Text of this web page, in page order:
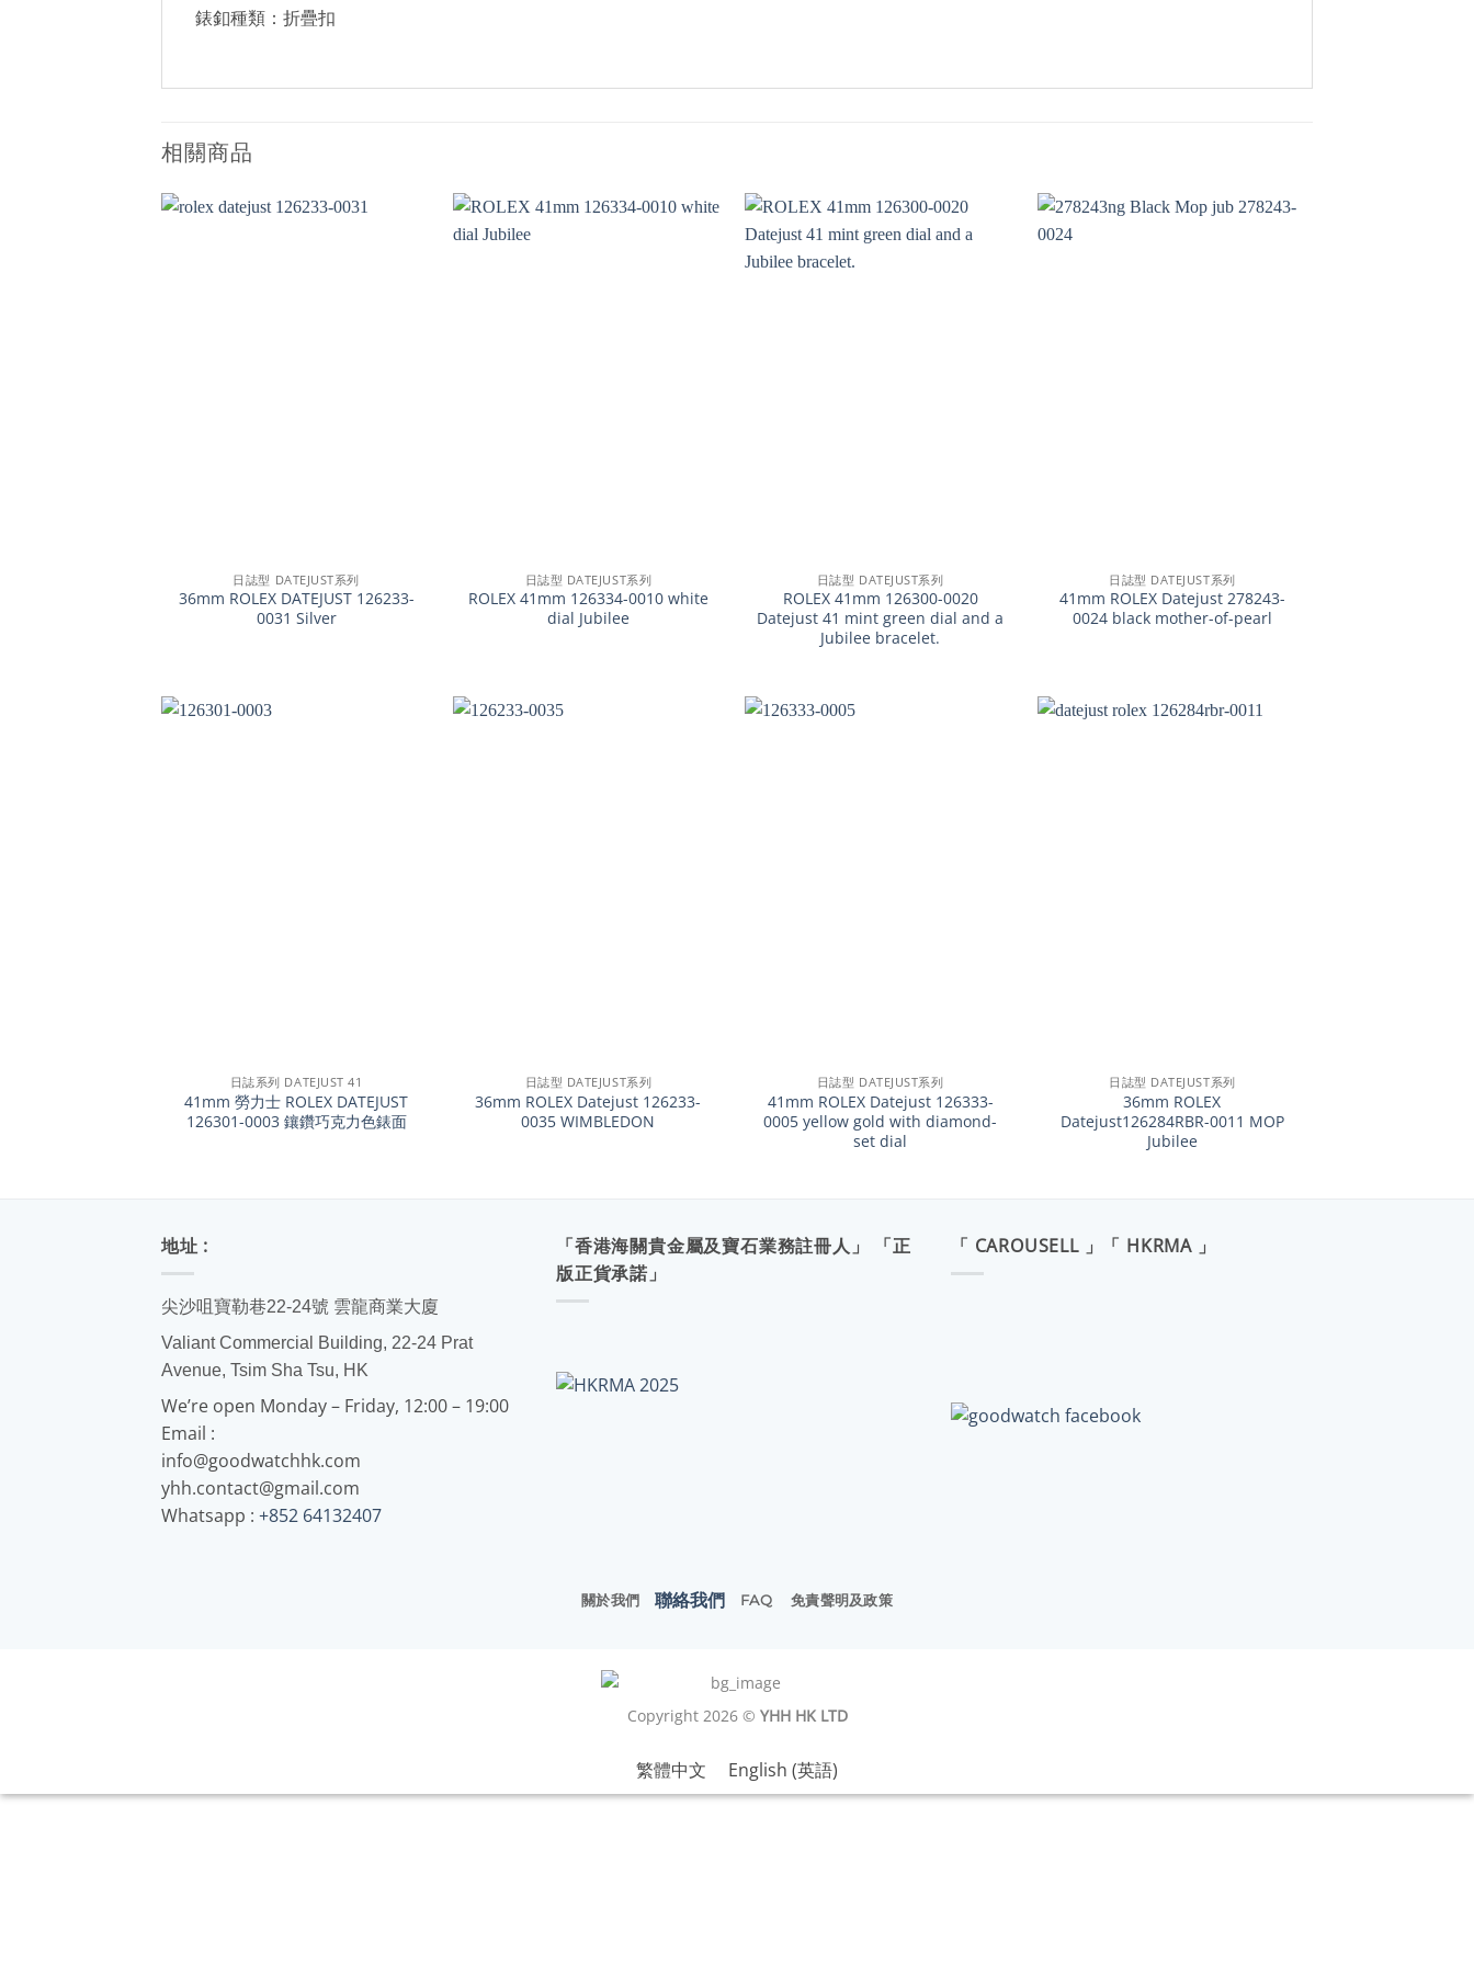
錶釦種類：折疊扣
相關商品
日誌型 DATEJUST系列
36mm ROLEX DATEJUST 126233-
0031 Silver
日誌型 DATEJUST系列
ROLEX 41mm 126334-0010 white
dial Jubilee
日誌型 DATEJUST系列
ROLEX 41mm 126300-0020
Datejust 41 mint green dial and a
Jubilee bracelet.
日誌型 DATEJUST系列
41mm ROLEX Datejust 278243-
0024 black mother-of-pearl
日誌系列 DATEJUST 41
41mm 勞力士 ROLEX DATEJUST
126301-0003 鑲鑽巧克力色錶面
日誌型 DATEJUST系列
36mm ROLEX Datejust 126233-
0035 WIMBLEDON
日誌型 DATEJUST系列
41mm ROLEX Datejust 126333-
0005 yellow gold with diamond-
set dial
日誌型 DATEJUST系列
36mm ROLEX
Datejust126284RBR-0011 MOP
Jubilee
地址 :
尖沙咀寶勒巷22-24號 雲龍商業大廈
Valiant Commercial Building, 22-24 Prat
Avenue, Tsim Sha Tsu, HK
We’re open Monday – Friday, 12:00 – 19:00
Email :
info@goodwatchhk.com
yhh.contact@gmail.com
Whatsapp : +852 64132407
「香港海關貴金屬及寶石業務註冊人」 「正
版正貨承諾」
「 CAROUSELL 」「 HKRMA 」
關於我們 聯絡我們 FAQ 免責聲明及政策
Copyright 2026 © YHH HK LTD
繁體中文 English (英語)